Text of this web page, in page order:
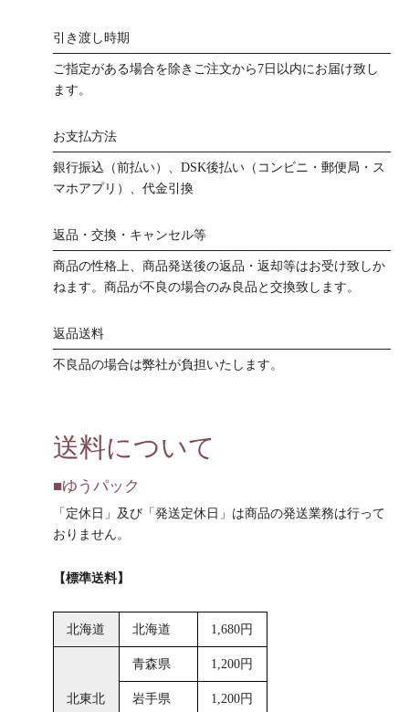
引き渡し時期
ご指定がある場合を除きご注文から7日以内にお届け致し
ます。
お支払方法
銀行振込（前払い）、DSK後払い（コンビニ・郵便局・ス
マホアプリ）、代金引換
返品・交換・キャンセル等
商品の性格上、商品発送後の返品・返却等はお受け致しか
ねます。商品が不良の場合のみ良品と交換致します。
返品送料
不良品の場合は弊社が負担いたします。
送料について
■ゆうパック
「定休日」及び「発送定休日」は商品の発送業務は行って
おりません。
【標準送料】
北海道 北海道 1,680円
北東北
青森県 1,200円
岩手県 1,200円